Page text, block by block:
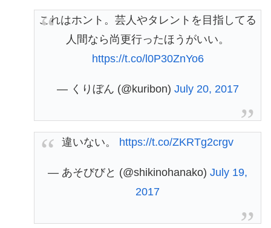
これはホント。芸人やタレントを目指してる
人間なら尚更行ったほうがいい。
https://t.co/l0P30ZnYo6
— くりぼん (@kuribon) July 20, 2017
違いない。 https://t.co/ZKRTg2crgv
— あそびびと (@shikinohanako) July 19,
2017